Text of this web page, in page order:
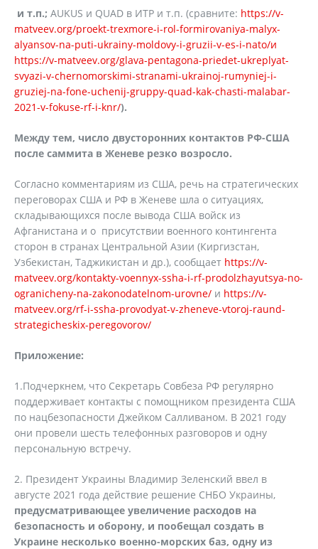
и т.п.; AUKUS и QUAD в ИТР и т.п. (сравните: https://v-
matveev.org/proekt-trexmore-i-rol-formirovaniya-malyx-
alyansov-na-puti-ukrainy-moldovy-i-gruzii-v-es-i-nato/и
https://v-matveev.org/glava-pentagona-priedet-ukreplyat-
svyazi-v-chernomorskimi-stranami-ukrainoj-rumyniej-i-
gruziej-na-fone-uchenij-gruppy-quad-kak-chasti-malabar-
2021-v-fokuse-rf-i-knr/).
Между тем, число двусторонних контактов РФ-США
после саммита в Женеве резко возросло.
Согласно комментариям из США, речь на стратегических
переговорах США и РФ в Женеве шла о ситуациях,
складывающихся после вывода США войск из
Афганистана и о присутствии военного контингента
сторон в странах Центральной Азии (Киргизстан,
Узбекистан, Таджикистан и др.), сообщает https://v-
matveev.org/kontakty-voennyx-ssha-i-rf-prodolzhayutsya-no-
ogranicheny-na-zakonodatelnom-urovne/ и https://v-
matveev.org/rf-i-ssha-provodyat-v-zheneve-vtoroj-raund-
strategicheskix-peregovorov/
Приложение:
1.Подчеркнем, что Секретарь Совбеза РФ регулярно
поддерживает контакты с помощником президента США
по нацбезопасности Джейком Салливаном. В 2021 году
они провели шесть телефонных разговоров и одну
персональную встречу.
2. Президент Украины Владимир Зеленский ввел в
августе 2021 года действие решение СНБО Украины,
предусматривающее увеличение расходов на
безопасность и оборону, и пообещал создать в
Украине несколько военно-морских баз, одну из